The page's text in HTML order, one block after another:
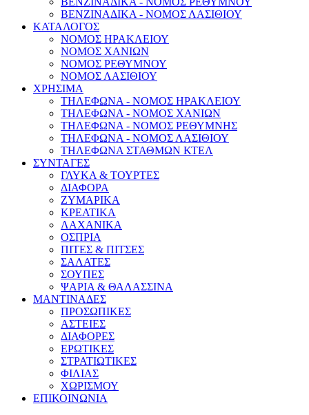
ΒΕΝΖΙΝΑΔΙΚΑ - ΝΟΜΟΣ ΛΑΣΙΘΙΟΥ
ΚΑΤΑΛΟΓΟΣ
ΝΟΜΟΣ ΗΡΑΚΛΕΙΟΥ
ΝΟΜΟΣ ΧΑΝΙΩΝ
ΝΟΜΟΣ ΡΕΘΥΜΝΟΥ
ΝΟΜΟΣ ΛΑΣΙΘΙΟΥ
ΧΡΗΣΙΜΑ
ΤΗΛΕΦΩΝΑ - ΝΟΜΟΣ ΗΡΑΚΛΕΙΟΥ
ΤΗΛΕΦΩΝΑ - ΝΟΜΟΣ ΧΑΝΙΩΝ
ΤΗΛΕΦΩΝΑ - ΝΟΜΟΣ ΡΕΘΥΜΝΗΣ
ΤΗΛΕΦΩΝΑ - ΝΟΜΟΣ ΛΑΣΙΘΙΟΥ
ΤΗΛΕΦΩΝΑ ΣΤΑΘΜΩΝ ΚΤΕΛ
ΣΥΝΤΑΓΕΣ
ΓΛΥΚΑ & ΤΟΥΡΤΕΣ
ΔΙΑΦΟΡΑ
ΖΥΜΑΡΙΚΑ
ΚΡΕΑΤΙΚΑ
ΛΑΧΑΝΙΚΑ
ΟΣΠΡΙΑ
ΠΙΤΕΣ & ΠΙΤΣΕΣ
ΣΑΛΑΤΕΣ
ΣΟΥΠΕΣ
ΨΑΡΙΑ & ΘΑΛΑΣΣΙΝΑ
ΜΑΝΤΙΝΑΔΕΣ
ΠΡΟΣΩΠΙΚΕΣ
ΑΣΤΕΙΕΣ
ΔΙΑΦΟΡΕΣ
ΕΡΩΤΙΚΕΣ
ΣΤΡΑΤΙΩΤΙΚΕΣ
ΦΙΛΙΑΣ
ΧΩΡΙΣΜΟΥ
ΕΠΙΚΟΙΝΩΝΙΑ